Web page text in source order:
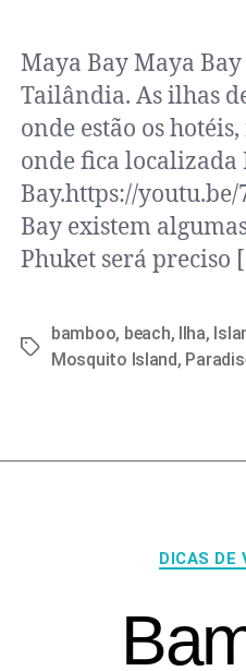
Maya Bay Maya
Tailândia. As ilhas
onde estão os
onde fica localizada
Bay.https://
Bay existem
Phuket será preciso
bamboo, beach, Ilha,
Mosquito Island,
DICAS DE